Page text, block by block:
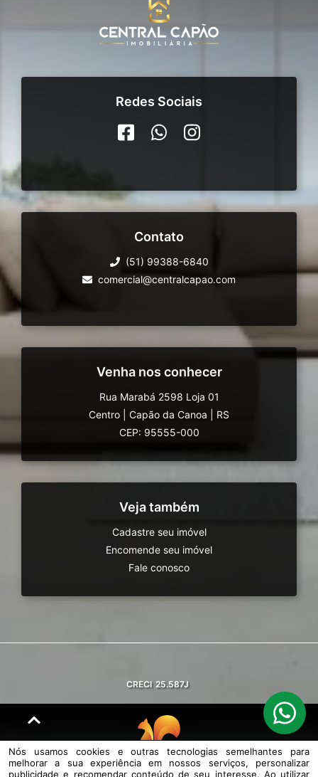
Redes Sociais
Contato
(51) 99388-6840
comercial@centralcapao.com
Venha nos conhecer
Rua Marabá 2598 Loja 01
Centro
Capão da Canoa
RS
CEP: 95555-000
Veja também
Cadastre seu imóvel
Encomende seu imóvel
Fale conosco
CRECI 25.587J
© DESENVOLVIDO PELAAGIL.NET
Nós usamos cookies e outras tecnologias semelhantes para
melhorar a sua experiência em nossos serviços, personalizar
publicidade e recomendar conteúdo de seu interesse. Ao utilizar